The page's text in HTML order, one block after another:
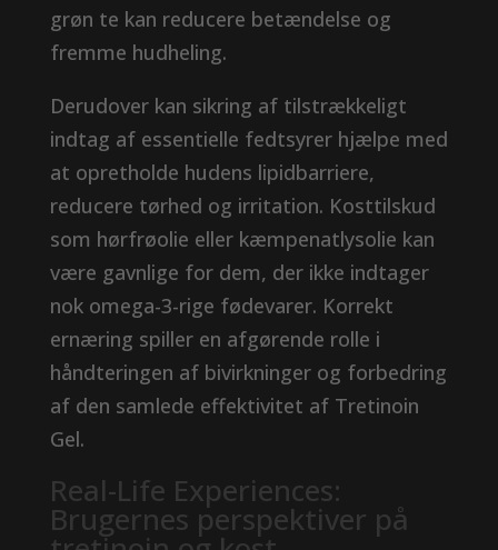
grøn te kan reducere betændelse og
fremme hudheling.
Derudover kan sikring af tilstrækkeligt
indtag af essentielle fedtsyrer hjælpe med
at opretholde hudens lipidbarriere,
reducere tørhed og irritation. Kosttilskud
som hørfrøolie eller kæmpenatlysolie kan
være gavnlige for dem, der ikke indtager
nok omega-3-rige fødevarer. Korrekt
ernæring spiller en afgørende rolle i
håndteringen af ​​bivirkninger og forbedring
af den samlede effektivitet af Tretinoin
Gel.
Real-Life Experiences:
Brugernes perspektiver på